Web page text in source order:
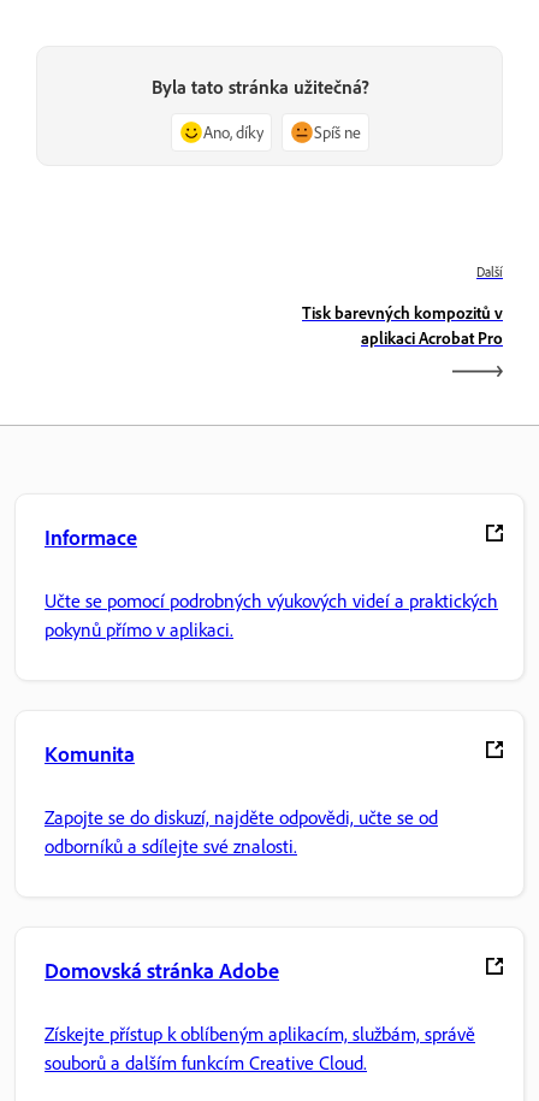
Byla tato stránka užitečná?
Ano, díky Spíš ne
Další
Tisk barevných kompozitů v
aplikaci Acrobat Pro
Informace
Učte se pomocí podrobných výukových videí a praktických
pokynů přímo v aplikaci.
Komunita
Zapojte se do diskuzí, najděte odpovědi, učte se od
odborníků a sdílejte své znalosti.
Domovská stránka Adobe
Získejte přístup k oblíbeným aplikacím, službám, správě
souborů a dalším funkcím Creative Cloud.